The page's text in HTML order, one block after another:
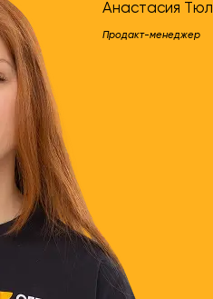
Анастасия
Продакт-менеджер